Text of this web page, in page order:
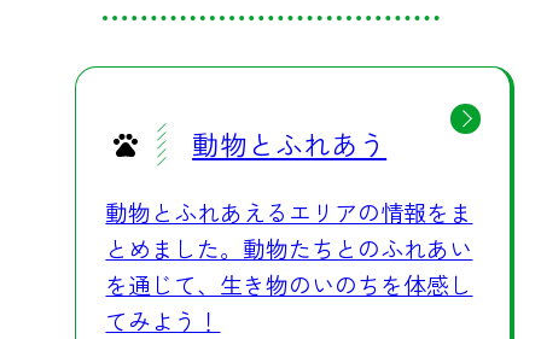
園内を巡っていただければと思いま
活発に動く姿が見られやすく、涼し
く快適に過ごしていただけるおすす
めの時間帯です。 🚗快適な移動で夏
のおでかけも安心 園内周遊バスも園
内レンタカーも、すべて車内はエア
コン完備です。マイカーでお越しの
動物とふれあう
動物とふれあえるエリアの情報をま
とめました。動物たちとのふれあい
を通じて、生き物のいのちを体感し
てみよう！